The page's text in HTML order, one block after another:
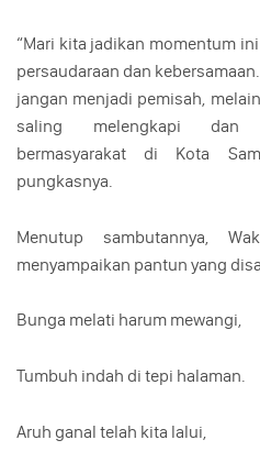
“Mari kita jadikan momentum
persaudaraan dan
jangan menjadi pemisah,
saling melengkapi dan
bermasyarakat di Kota
pungkasnya.
Menutup sambutannya,
menyampaikan pantun yang
Bunga melati harum mewangi,
Tumbuh indah di tepi halaman.
Aruh ganal telah kita lalui,